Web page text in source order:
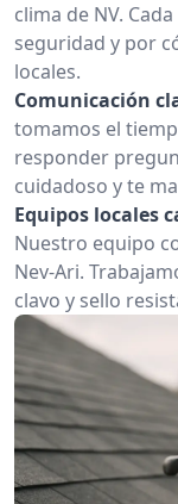
clima de NV.
seguridad y por
locales.
Comunicación
tomamos el
responder
cuidadoso y te
Equipos locales
Nuestro equipo
Nev-Ari.
clavo y sello